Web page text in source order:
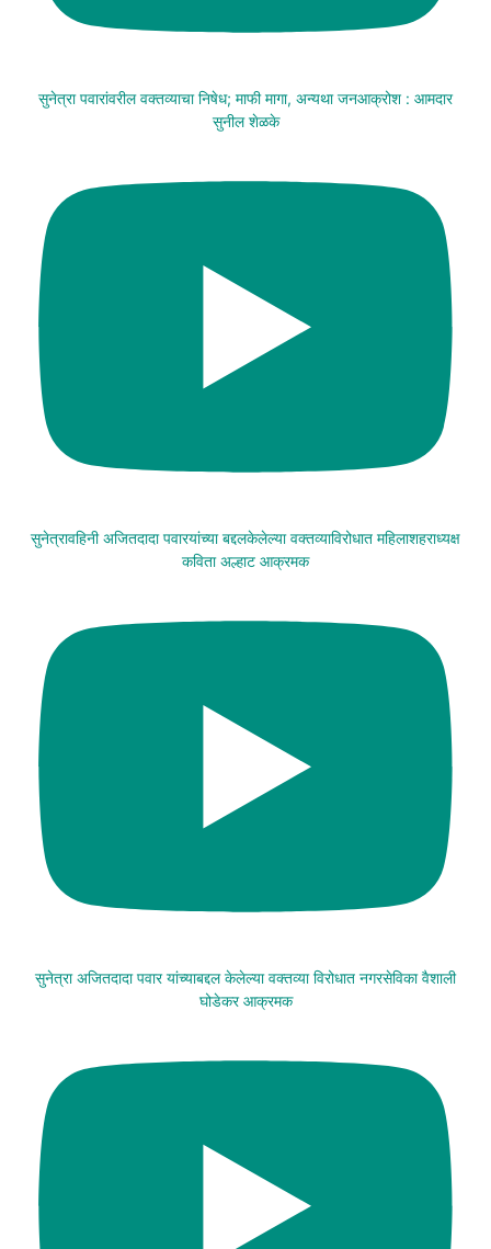
सुनेत्रा पवारांवरील वक्तव्याचा निषेध; माफी मागा, अन्यथा जनआक्रोश : आमदार
सुनील शेळके
सुनेत्रावहिनी अजितदादा पवारयांच्या बद्दलकेलेल्या वक्तव्याविरोधात महिलाशहराध्यक्ष
कविता अल्हाट आक्रमक
सुनेत्रा अजितदादा पवार यांच्याबद्दल केलेल्या वक्तव्या विरोधात नगरसेविका वैशाली
घोडेकर आक्रमक